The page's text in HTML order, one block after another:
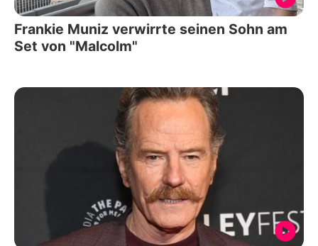
Frankie Muniz verwirrte seinen Sohn am
Set von "Malcolm"